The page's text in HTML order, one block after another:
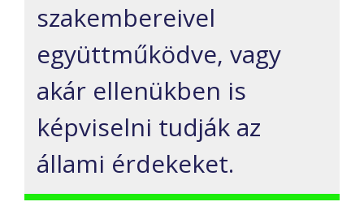
szakembereivel
együttműködve, vagy
akár ellenükben is
képviselni tudják az
állami érdekeket.